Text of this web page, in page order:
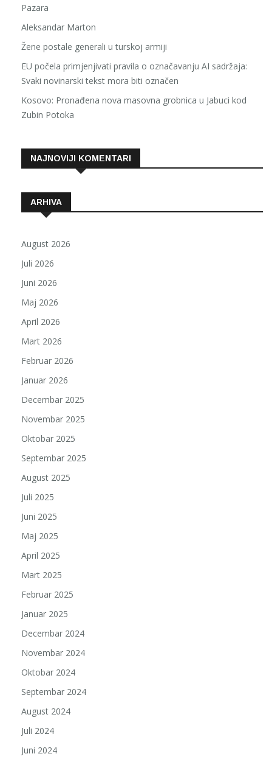
Pazara
Aleksandar Marton
Žene postale generali u turskoj armiji
EU počela primjenjivati pravila o označavanju AI sadržaja:
Svaki novinarski tekst mora biti označen
Kosovo: Pronađena nova masovna grobnica u Jabuci kod
Zubin Potoka
NAJNOVIJI KOMENTARI
ARHIVA
August 2026
Juli 2026
Juni 2026
Maj 2026
April 2026
Mart 2026
Februar 2026
Januar 2026
Decembar 2025
Novembar 2025
Oktobar 2025
Septembar 2025
August 2025
Juli 2025
Juni 2025
Maj 2025
April 2025
Mart 2025
Februar 2025
Januar 2025
Decembar 2024
Novembar 2024
Oktobar 2024
Septembar 2024
August 2024
Juli 2024
Juni 2024